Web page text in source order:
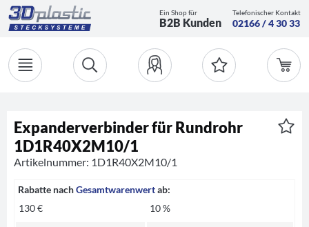
Ein Shop für
B2B Kunden
Telefonischer Kontakt
02166 / 4 30 33
Expanderverbinder für Rundrohr
1D1R40X2M10/1
Artikelnummer: 1D1R40X2M10/1
Rabatte nachGesamtwarenwertab:
130 €
10 %